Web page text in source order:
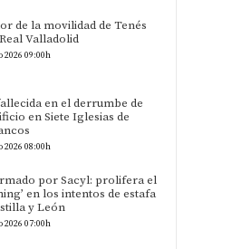
de la movilidad de Tenés
Valladolid
2026 09:00h
en el derrumbe de
en Siete Iglesias de
2026 08:00h
por Sacyl: prolifera el
en los intentos de estafa
y León
2026 07:00h